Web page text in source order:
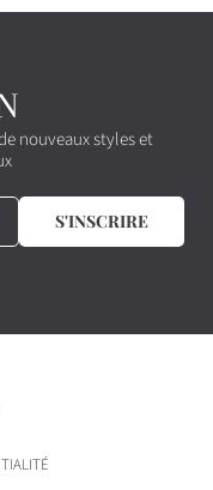
nouveaux styles et
S'INSCRIRE